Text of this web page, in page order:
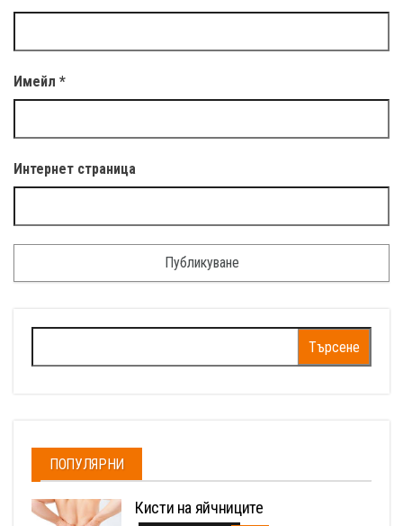
Имейл *
Интернет страница
за:
ПОПУЛЯРНИ
Кисти на яйчниците